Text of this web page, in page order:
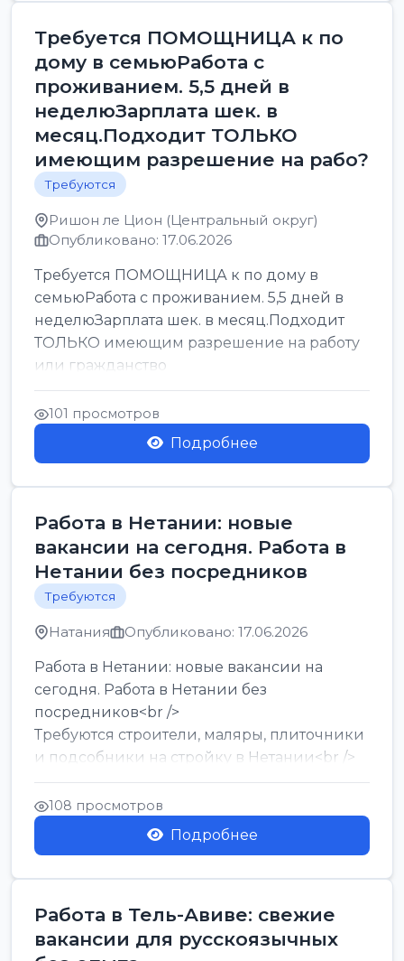
Требуется ПОМОЩНИЦА к по
дому в семьюРабота с
проживанием. 5,5 дней в
неделюЗарплата шек. в
месяц.Подходит ТОЛЬКО
имеющим разрешение на рабо?
Требуются
Ришон ле Цион (Центральный округ)
Опубликовано: 17.06.2026
Требуется ПОМОЩНИЦА к по дому в
семьюРабота с проживанием. 5,5 дней в
неделюЗарплата шек. в месяц.Подходит
ТОЛЬКО имеющим разрешение на работу
или гражданство
101 просмотров
Подробнее
Работа в Нетании: новые
вакансии на сегодня. Работа в
Нетании без посредников
Требуются
Натания Опубликовано: 17.06.2026
Работа в Нетании: новые вакансии на
сегодня. Работа в Нетании без
посредников<br />
Требуются строители, маляры, плиточники
и подсобники на стройку в Нетании<br />
Срочно требуются горничные, уборщи...
108 просмотров
Подробнее
Работа в Тель-Авиве: свежие
вакансии для русскоязычных